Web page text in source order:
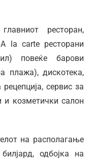
ресторан,
la carte ресторани
повеќе барови
плажа), дискотека,
сервис за
и козметички салон
на располагање
одбојка на